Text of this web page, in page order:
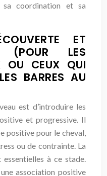
sa coordination et sa
ET
(POUR LES
OU CEUX QUI
BARRES AU
est d’introduire les
et progressive. Il
positive pour le cheval,
ou de contrainte. La
à ce stade.
association positive